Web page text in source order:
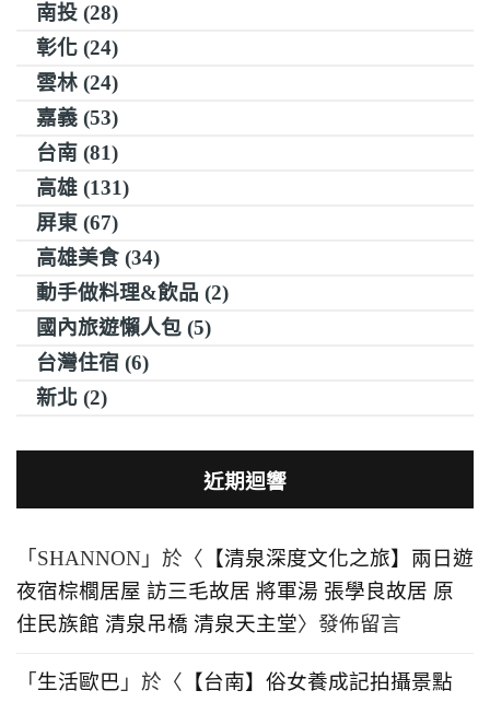
南投 (28)
彰化 (24)
雲林 (24)
嘉義 (53)
台南 (81)
高雄 (131)
屏東 (67)
高雄美食 (34)
動手做料理&飲品 (2)
國內旅遊懶人包 (5)
台灣住宿 (6)
新北 (2)
近期迴響
「 SHANNON 」於〈 【清泉深度文化之旅】兩日遊
夜宿棕櫚居屋 訪三毛故居 將軍湯 張學良故居 原
住民族館 清泉吊橋 清泉天主堂〉發佈留言
「 生活歐巴 」於〈 【台南】俗女養成記拍攝景點